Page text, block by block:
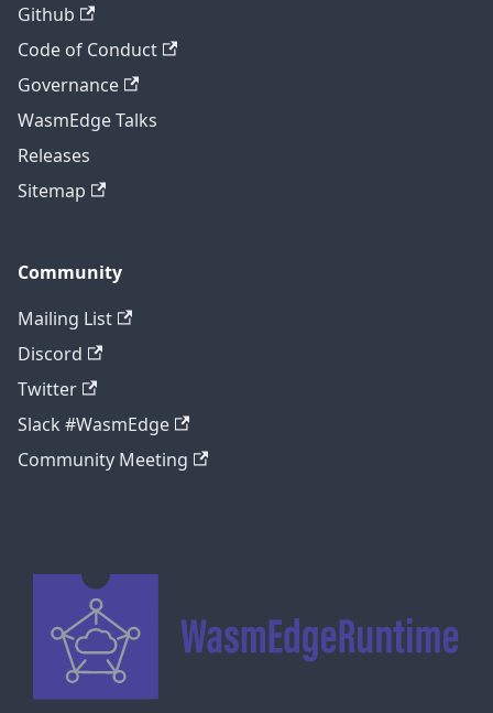
Github
Code of Conduct
Governance
WasmEdge Talks
Releases
Sitemap
Community
Mailing List
Discord
Twitter
Slack #WasmEdge
Community Meeting